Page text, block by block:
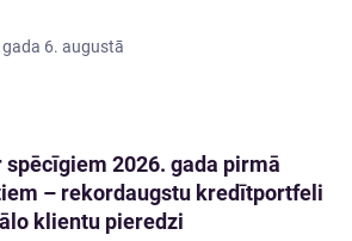
6. augustā
2026. gada pirmā
– rekordaugstu kredītportfeli
klientu pieredzi